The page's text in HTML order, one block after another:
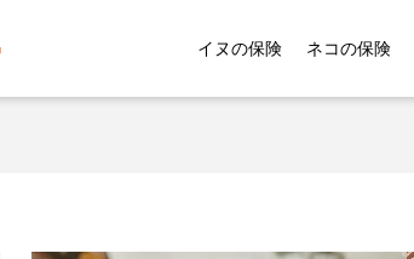
イヌの保険 ネコの保険